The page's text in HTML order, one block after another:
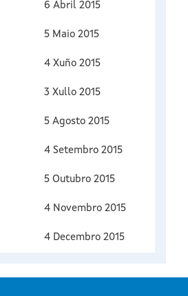
6 Abril 2015
5 Maio 2015
4 Xuño 2015
3 Xullo 2015
5 Agosto 2015
4 Setembro 2015
5 Outubro 2015
4 Novembro 2015
4 Decembro 2015